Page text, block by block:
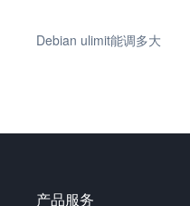
Debian ulimit能调多大
产品服务